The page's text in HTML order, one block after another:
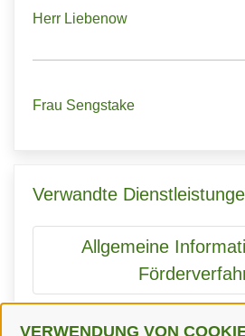
VERWENDUNG VON
Herr Liebenow
Frau Sengstake
Verwandte
Allgemeine